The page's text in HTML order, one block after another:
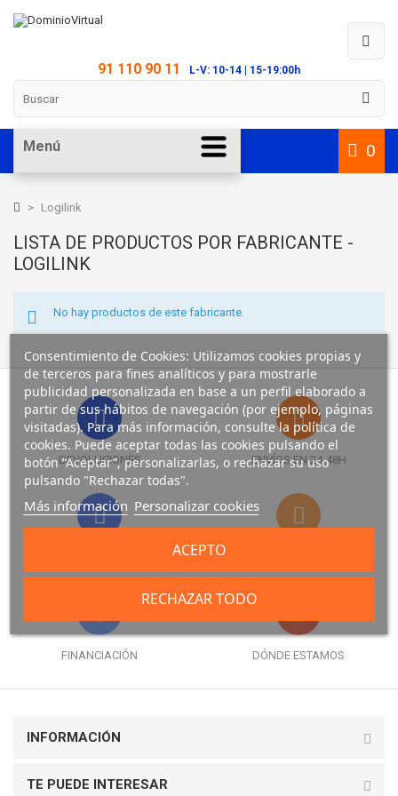
91 110 90 11 L-V: 10-14 | 15-19:00h
0
Menú
> Logilink
LISTA DE PRODUCTOS POR FABRICANTE -
LOGILINK
No hay productos de este fabricante.
DEVOLUCIONES ENVÍOS EN 24-48H
FINANCIACIÓN DÓNDE ESTAMOS
INFORMACIÓN
TE PUEDE INTERESAR
Consentimiento de Cookies: Utilizamos cookies propias y
de terceros para fines analíticos y para mostrarle
publicidad personalizada en base a un perfil elaborado a
partir de sus hábitos de navegación (por ejemplo, páginas
visitadas). Para más información, consulte la política de
cookies. Puede aceptar todas las cookies pulsando el
botón “Aceptar”, personalizarlas, o rechazar su uso
pulsando "Rechazar todas".
Más información Personalizar cookies
RECHAZAR TODO
ACEPTO